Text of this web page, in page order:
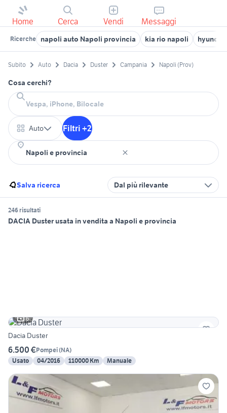
Home Cerca Vendi Messaggi
Ricerche napoli auto Napoli provincia kia rio napoli hyundai
Subito Auto Dacia Duster Campania Napoli (Prov)
Cosa cerchi?
Auto Filtri +2
Salva ricerca Dal più rilevante
246 risultati
DACIA Duster usata in vendita a Napoli e provincia
6
Dacia Duster
6.500 €Pompei(NA)
Usato
04/2016 110000 Km Manuale